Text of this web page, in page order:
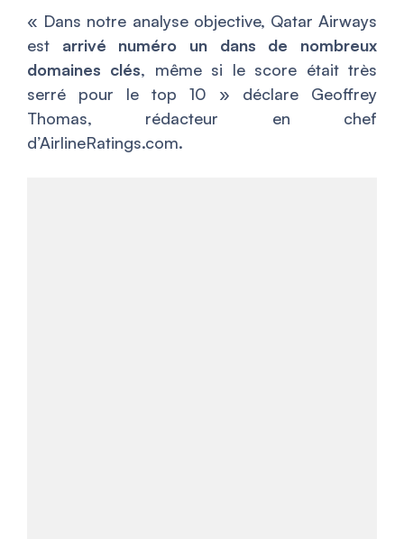
« Dans notre analyse objective, Qatar Airways
est arrivé numéro un dans de nombreux
domaines clés, même si le score était très
serré pour le top 10 » déclare Geoffrey
Thomas, rédacteur en chef
d’AirlineRatings.com.